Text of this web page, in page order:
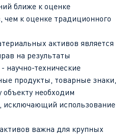
ближе к оценке
к оценке традиционного
активов является
на результаты
научно-технические
продукты, товарные знаки,
необходим
использование
важна для крупных